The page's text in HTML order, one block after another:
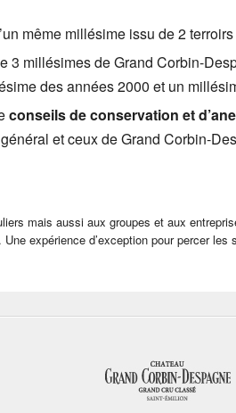
même millésime issu de 2
3 millésimes de Grand Corbin-
des années 2000 et un
conseils de conservation et
et ceux de Grand Corbin-
mais aussi aux groupes et aux
expérience d’exception pour percer